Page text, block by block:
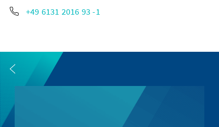
+49 6131 2016 93 -1